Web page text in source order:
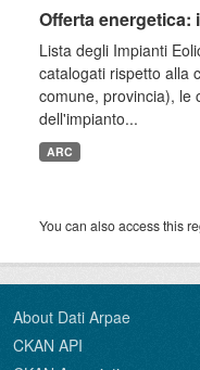
Offerta energetica:
Lista degli Impianti
catalogati rispetto alla
comune, provincia), le
dell'impianto...
ARC
You can also access this
About Dati Arpae
CKAN API